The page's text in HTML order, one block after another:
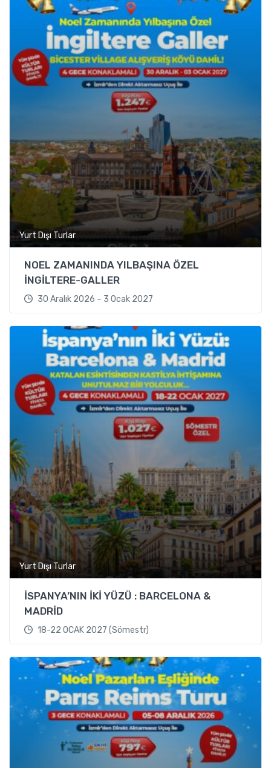
Yurt Dışı Turlar
NOEL ZAMANINDA YILBAŞINA ÖZEL
İNGİLTERE-GALLER
30 Aralık 2026 – 3 Ocak 2027
Yurt Dışı Turlar
İSPANYA’NIN İKİ YÜZÜ : BARCELONA &
MADRİD
18-22 OCAK 2027 (Sömestr)